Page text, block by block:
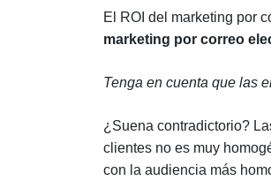
El ROI del marketing por
marketing por correo
Tenga en cuenta que las
¿Suena contradictorio?
clientes no es muy
con la audiencia más